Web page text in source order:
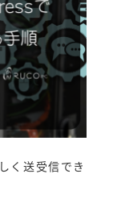
く送受信でき